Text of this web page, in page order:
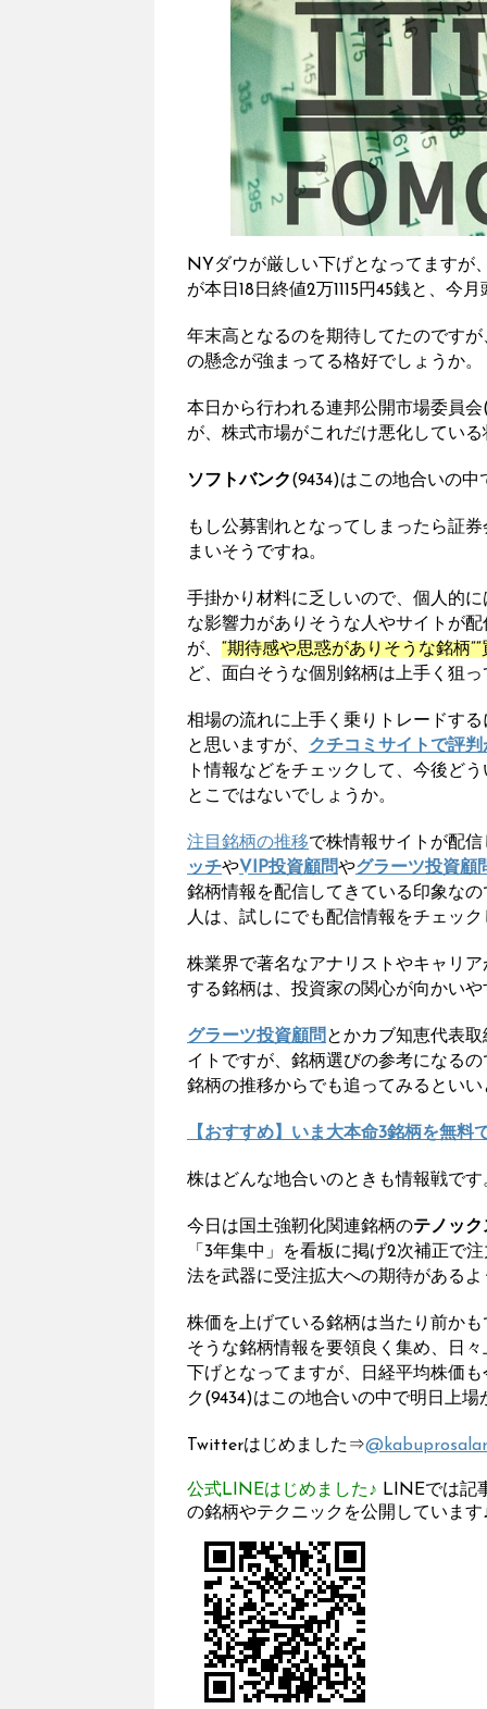
NYダウが厳しい下げとなってますが
が本日18日終値2万1115円45銭と、今
年末高となるのを期待してたのです
の懸念が強まってる格好でしょうか。
本日から行われる連邦公開市場委員
が、株式市場がこれだけ悪化してい
ソフトバンク(9434)はこの地合いの
もし公募割れとなってしまったら証
まいそうですね。
手掛かり材料に乏しいので、個人的に
な影響力がありそうな人やサイトが
が、 “期待感や思惑がありそうな銘柄
ど、面白そうな個別銘柄は上手く狙
相場の流れに上手く乗りトレードす
と思いますが、 クチコミサイトで評
ト情報などをチェックして、今後ど
とこではないでしょうか。
注目銘柄の推移で株情報サイトが配
ッチやVIP投資顧問やグラーツ投資顧
銘柄情報を配信してきている印象な
人は、試しにでも配信情報をチェッ
株業界で著名なアナリストやキャリ
する銘柄は、投資家の関心が向かい
グラーツ投資顧問 とかカブ知恵代表
イトですが、銘柄選びの参考になる
銘柄の推移からでも追ってみるとい
【おすすめ】いま大本命3銘柄を無
株はどんな地合いのときも情報戦です
今日は国土強靭化関連銘柄のテノック
「3年集中」を看板に掲げ2次補正で
法を武器に受注拡大への期待がある
株価を上げている銘柄は当たり前かも
そうな銘柄情報を要領良く集め、日
下げとなってますが、日経平均株価
ク(9434)はこの地合いの中で明日上
Twitterはじめました⇒
公式LINEはじめました♪ LINEでは記
の銘柄やテクニックを公開していま